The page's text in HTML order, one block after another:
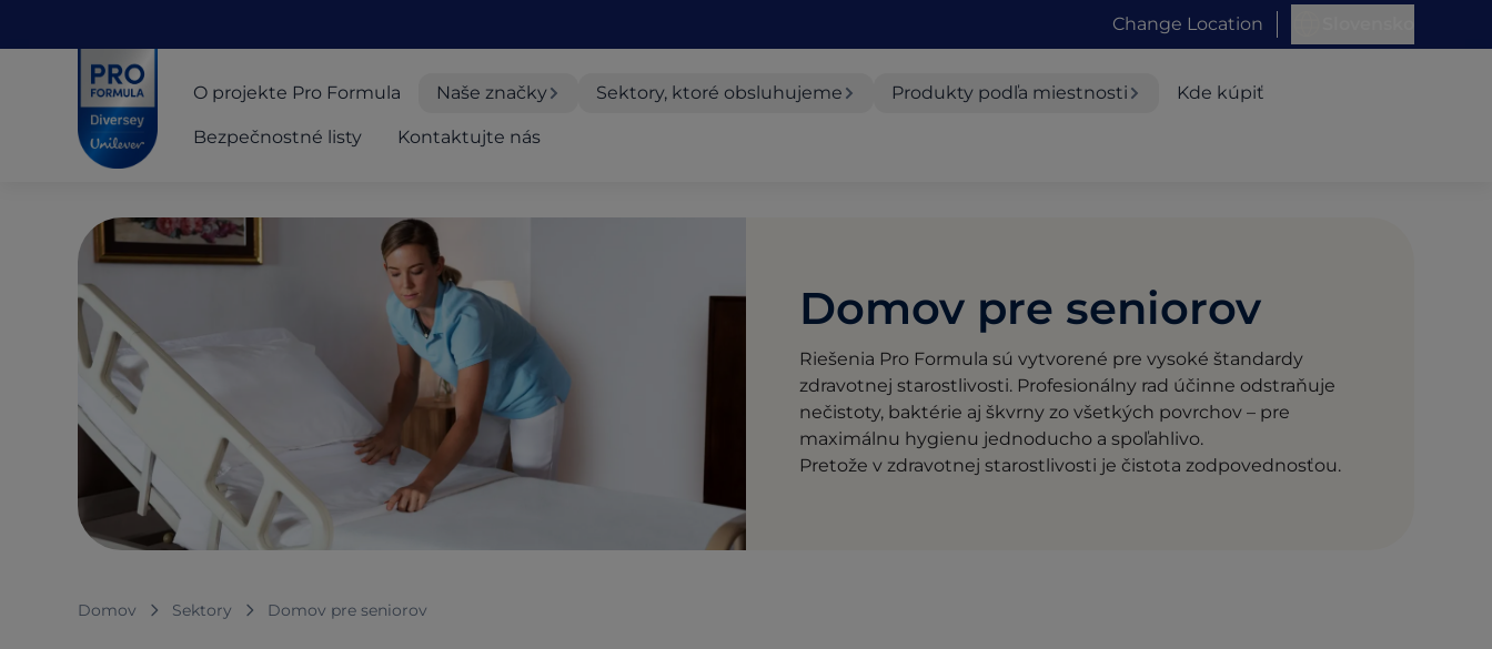
Change Location
Pro Formula
O projekte Pro Formula
Naše značky Sektory, ktoré obsluhujeme Produkty podľa miestnosti Kde kúpiť
Bezpečnostné listy Kontaktujte nás
Domov pre seniorov
Riešenia Pro Formula sú vytvorené pre vysoké štandardy
zdravotnej starostlivosti. Profesionálny rad účinne odstraňuje
nečistoty, baktérie aj škvrny zo všetkých povrchov – pre
maximálnu hygienu jednoducho a spoľahlivo.
Pretože v zdravotnej starostlivosti je čistota zodpovednosťou.
Domov Sektory Domov pre seniorov